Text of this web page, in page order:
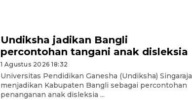
Undiksha jadikan Bangli
percontohan tangani anak disleksia
1 Agustus 2026 18:32
Universitas Pendidikan Ganesha (Undiksha) Singaraja
menjadikan Kabupaten Bangli sebagai percontohan
penanganan anak disleksia ...